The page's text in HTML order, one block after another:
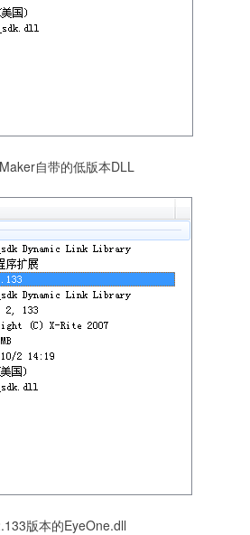
自带的低版本DLL
版本的EyeOne.dll